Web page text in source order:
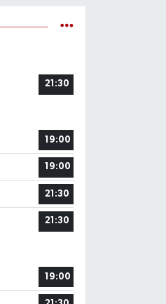
21:30
19:00
19:00
21:30
21:30
19:00